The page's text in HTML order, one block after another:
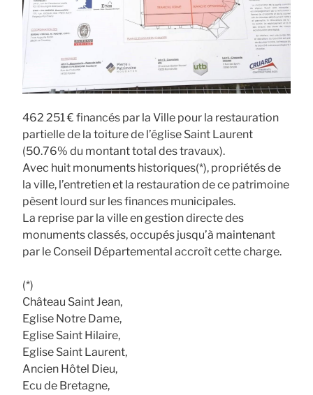
462 251 € financés par la Ville pour la restauration
partielle de la toiture de l’église Saint Laurent
(50.76% du montant total des travaux).
Avec huit monuments historiques(*), propriétés de
la ville, l’entretien et la restauration de ce patrimoine
pèsent lourd sur les finances municipales.
La reprise par la ville en gestion directe des
monuments classés, occupés jusqu’à maintenant
par le Conseil Départemental accroît cette charge.
(*)
Château Saint Jean,
Eglise Notre Dame,
Eglise Saint Hilaire,
Eglise Saint Laurent,
Ancien Hôtel Dieu,
Ecu de Bretagne,